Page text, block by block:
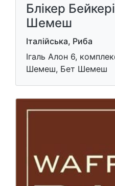
Блікер
Шемеш
Італійська, Риба
Ігаль Алон 6,
Шемеш, Бет Шемеш